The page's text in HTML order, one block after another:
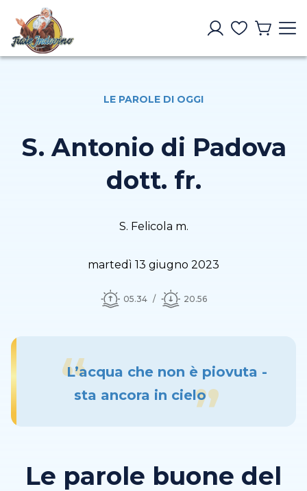
LE PAROLE DI OGGI
S. Antonio di Padova
dott. fr.
S. Felicola m.
martedì 13 giugno 2023
05.34 20.56
L’acqua che non è piovuta -
sta ancora in cielo
Le parole buone del